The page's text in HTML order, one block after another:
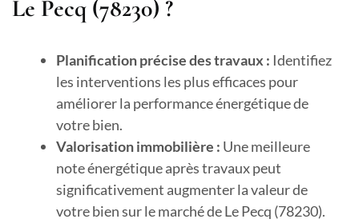
Le Pecq (78230) ?
Planification précise des travaux : Identifiez
les interventions les plus efficaces pour
améliorer la performance énergétique de
votre bien.
Valorisation immobilière : Une meilleure
note énergétique après travaux peut
significativement augmenter la valeur de
votre bien sur le marché de Le Pecq (78230).